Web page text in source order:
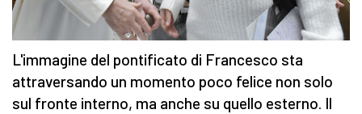
L'immagine del pontificato di Francesco sta
attraversando un momento poco felice non solo
sul fronte interno, ma anche su quello esterno. Il